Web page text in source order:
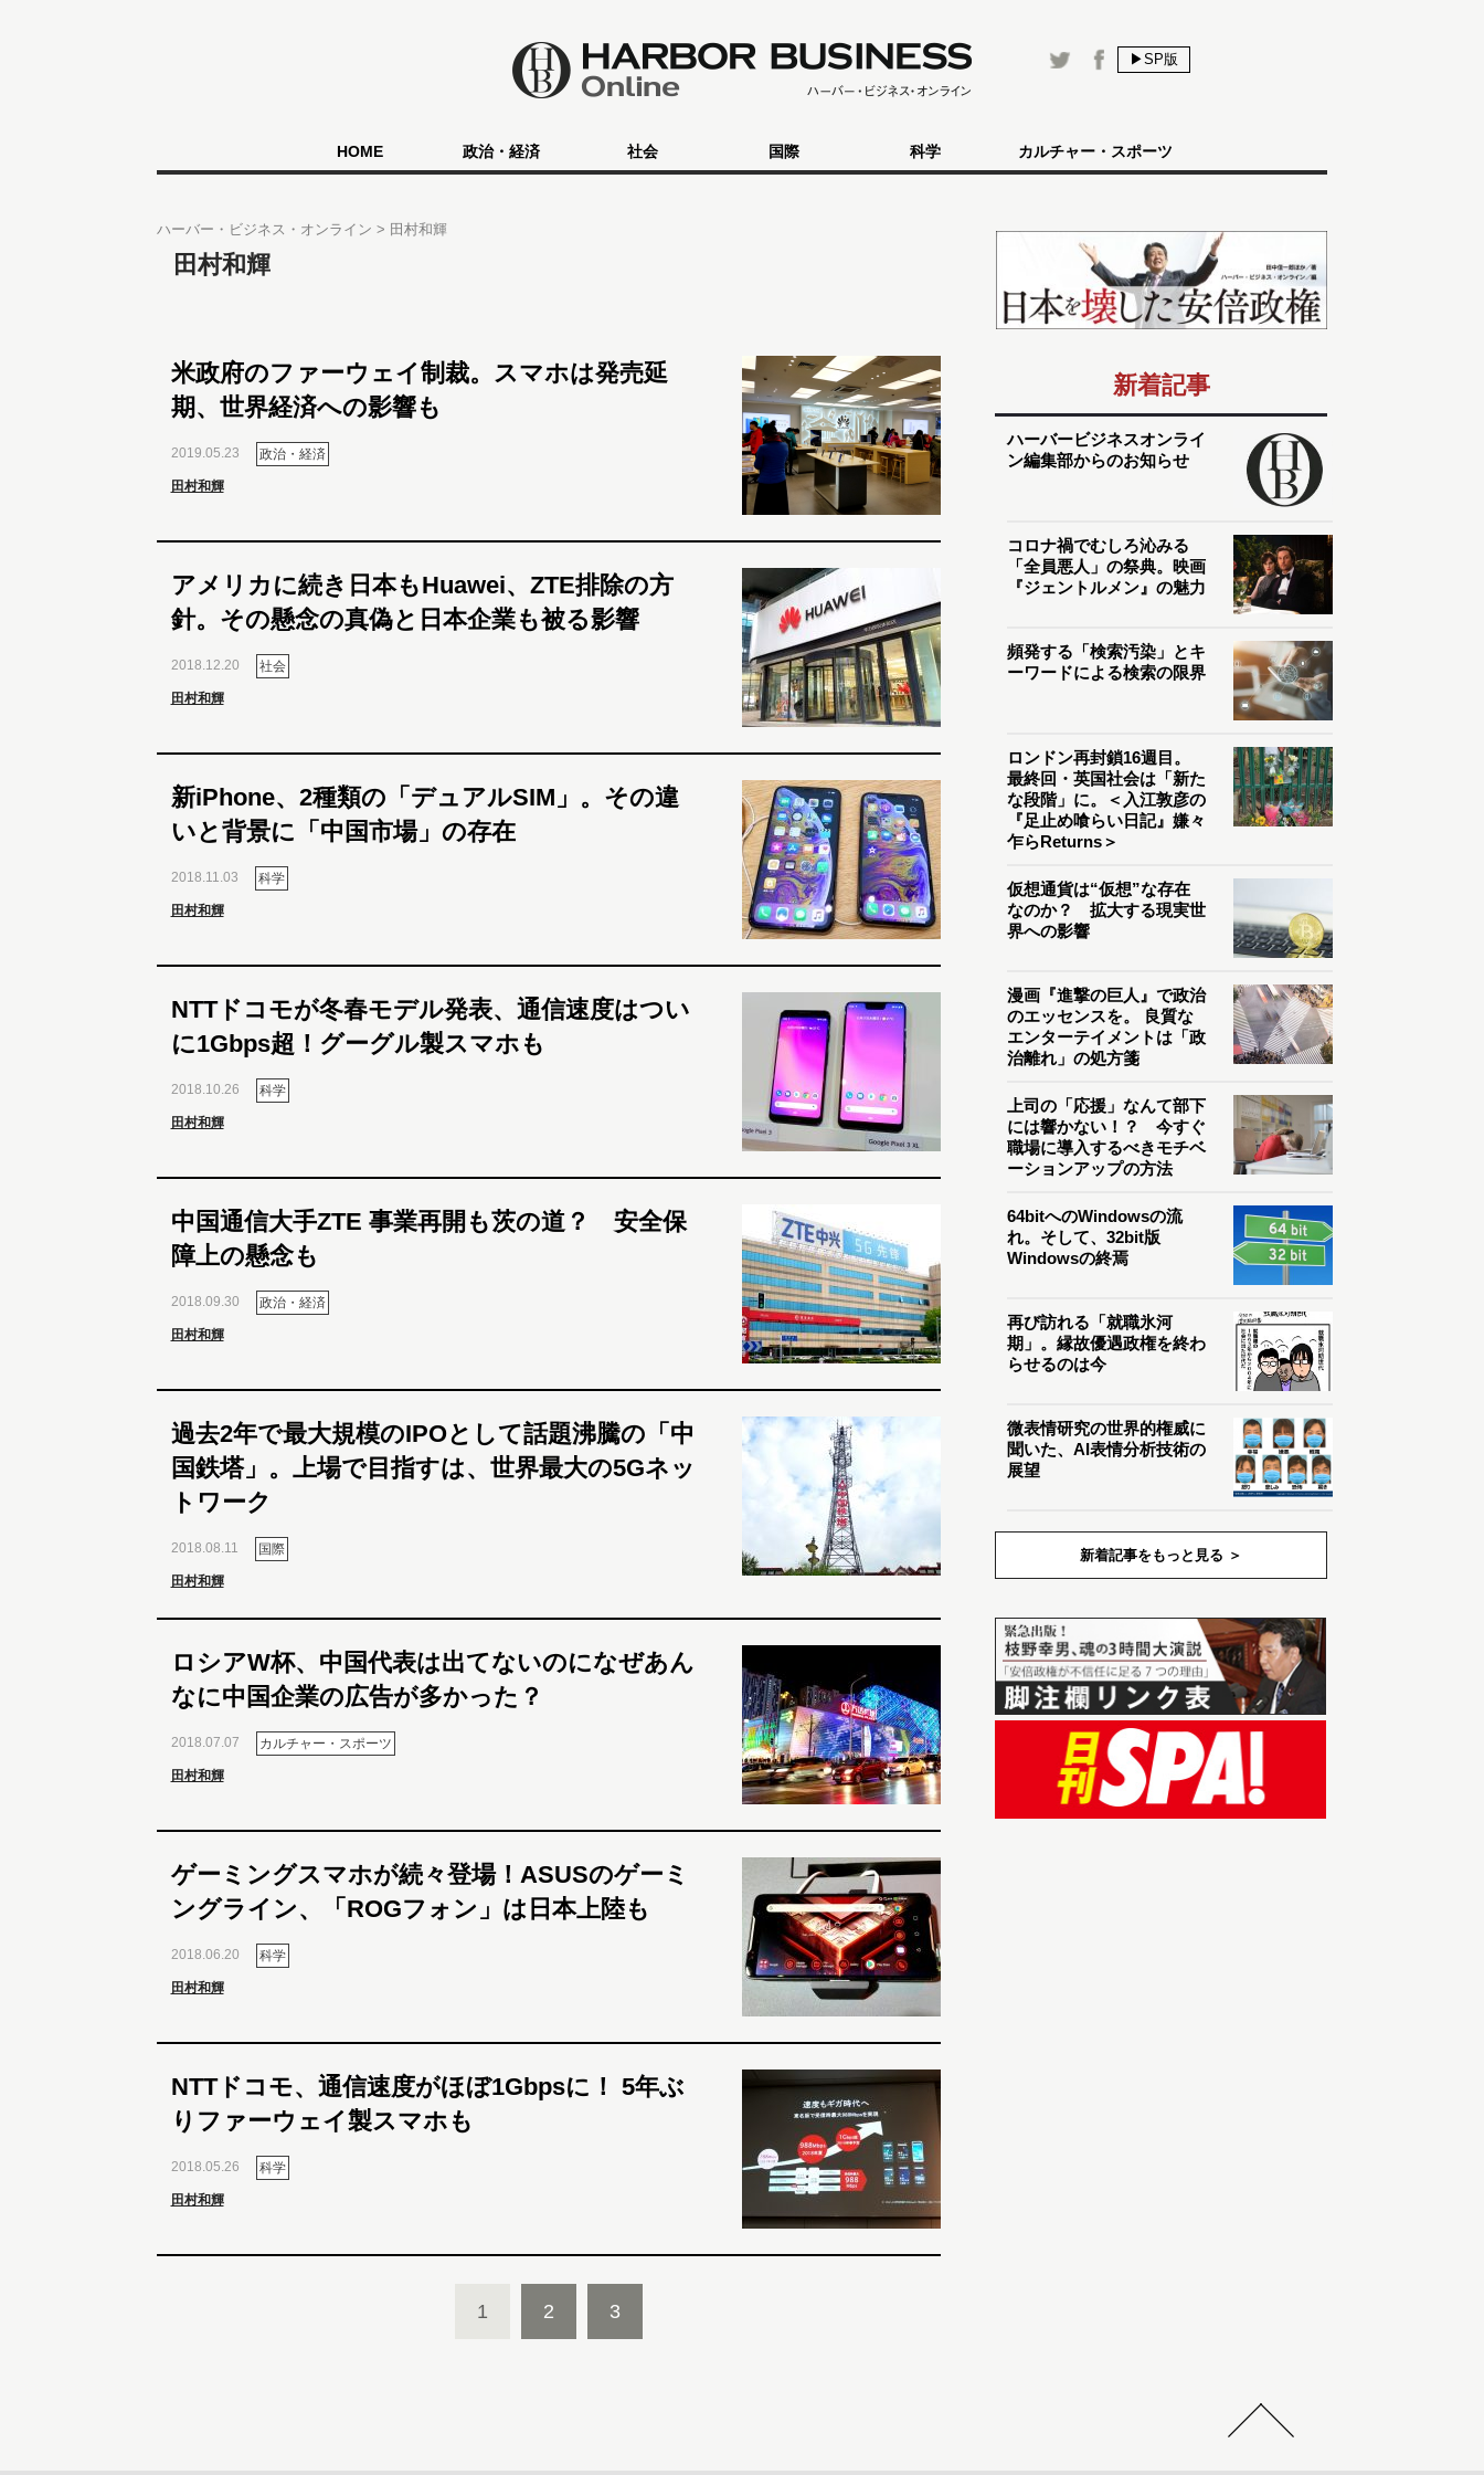
▶SP版
HOME 政治・経済 社会 国際 科学 カルチャー・スポーツ
ハーバー・ビジネス・オンライン 田村和輝
田村和輝
米政府のファーウェイ制裁。スマホは発売延
期、世界経済への影響も
2019.05.23 政治・経済
田村和輝
アメリカに続き日本もHuawei、ZTE排除の方
針。その懸念の真偽と日本企業も被る影響
2018.12.20 社会
田村和輝
新iPhone、2種類の「デュアルSIM」。その違
いと背景に「中国市場」の存在
2018.11.03 科学
田村和輝
NTTドコモが冬春モデル発表、通信速度はつい
に1Gbps超！グーグル製スマホも
2018.10.26 科学
田村和輝
中国通信大手ZTE 事業再開も茨の道？ 安全保
障上の懸念も
2018.09.30 政治・経済
田村和輝
過去2年で最大規模のIPOとして話題沸騰の「中
国鉄塔」。上場で目指すは、世界最大の5Gネッ
トワーク
2018.08.11 国際
田村和輝
ロシアW杯、中国代表は出てないのになぜあん
なに中国企業の広告が多かった？
2018.07.07 カルチャー・スポーツ
田村和輝
ゲーミングスマホが続々登場！ASUSのゲーミ
ングライン、「ROGフォン」は日本上陸も
2018.06.20 科学
田村和輝
NTTドコモ、通信速度がほぼ1Gbpsに！ 5年ぶ
りファーウェイ製スマホも
2018.05.26 科学
田村和輝
1 2 3
新着記事
ハーバービジネスオンライ
ン編集部からのお知らせ
コロナ禍でむしろ沁みる
「全員悪人」の祭典。映画
『ジェントルメン』の魅力
頻発する「検索汚染」とキ
ーワードによる検索の限界
ロンドン再封鎖16週目。
最終回・英国社会は「新た
な段階」に。＜入江敦彦の
『足止め喰らい日記』嫌々
乍らReturns＞
仮想通貨は“仮想”な存在
なのか？ 拡大する現実世
界への影響
漫画『進撃の巨人』で政治
のエッセンスを。 良質な
エンターテイメントは「政
治離れ」の処方箋
上司の「応援」なんて部下
には響かない！？ 今すぐ
職場に導入するべきモチベ
ーションアップの方法
64bitへのWindowsの流
れ。そして、32bit版
Windowsの終焉
再び訪れる「就職氷河
期」。縁故優遇政権を終わ
らせるのは今
微表情研究の世界的権威に
聞いた、AI表情分析技術の
展望
新着記事をもっと見る